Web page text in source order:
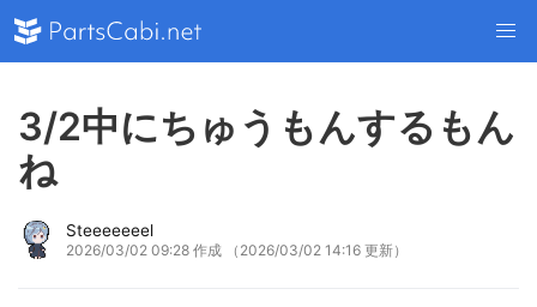
3/2中にちゅうもんするもん
ね
Steeeeeeel
2026/03/02 09:28 作成 （2026/03/02 14:16 更新）